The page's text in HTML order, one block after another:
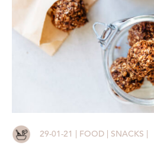
29-01-21 | FOOD | SNACKS |